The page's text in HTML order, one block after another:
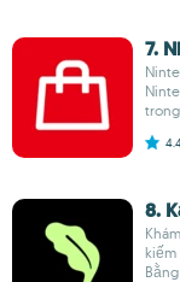
7.
8.
kiếm